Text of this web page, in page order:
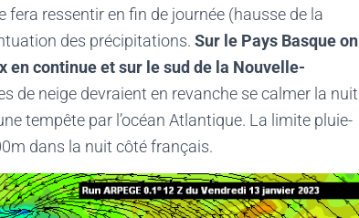
ressentir en fin de journée (hausse de la
des précipitations. Sur le Pays Basque on
en continue et sur le sud de la Nouvelle-
de neige devraient en revanche se calmer la nuit
tempête par l’océan Atlantique. La limite pluie-
dans la nuit côté français.